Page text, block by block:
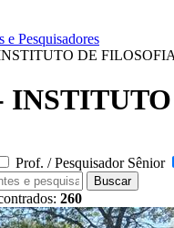
e Pesquisadores
DE
Prof. / Pesquisador Sênior
Buscar
260